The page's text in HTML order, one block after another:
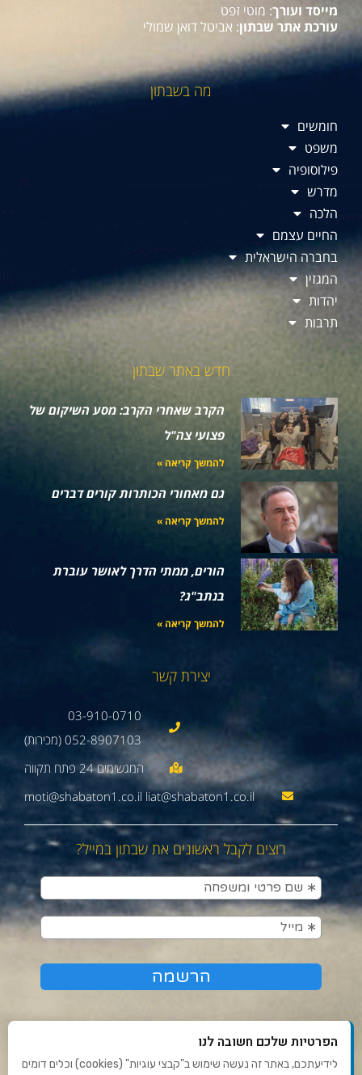
מייסד ועורך: מוטי זפט
עורכת אתר שבתון: אביטל דואן שמולי
מה בשבתון
חומשים
משפט
פילוסופיה
מדרש
הלכה
החיים עצמם
בחברה הישראלית
המגזין
יהדות
תרבות
חדש באתר שבתון
הקרב שאחרי הקרב: מסע השיקום של
פצועי צה"ל
להמשך קריאה »
גם מאחורי הכותרות קורים דברים
להמשך קריאה »
הורים, ממתי הדרך לאושר עוברת
בנתב"ג?
להמשך קריאה »
יצירת קשר
03-910-0710
052-8907103 (מכירות)
moti@shabaton1.co.il liat@shabaton1.co.il
רוצים לקבל ראשונים את שבתון במייל?
הפרטיות שלכם חשובה לנו
לידיעתכם, באתר זה נעשה שימוש ב"קבצי עוגיות" (cookies) וכלים דומים